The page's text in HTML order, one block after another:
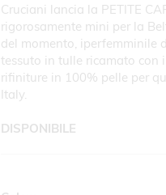
Cruciani lancia la PETITE
rigorosamente mini per la
del momento, iperfemminile
tessuto in tulle ricamato con
rifiniture in 100% pelle per
Italy.
DISPONIBILE